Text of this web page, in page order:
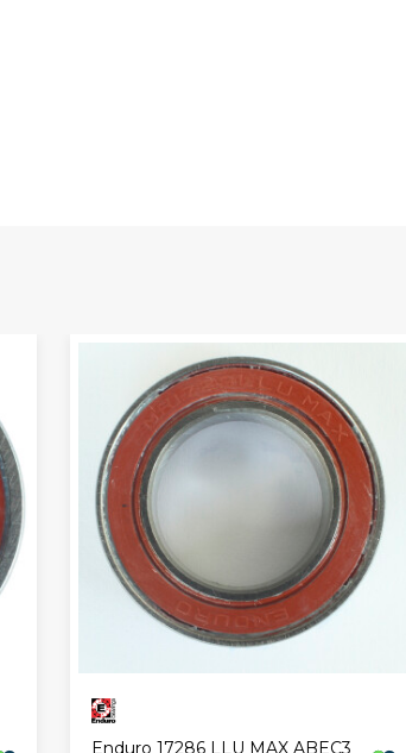
Enduro 17286 LLU MAX ABEC3